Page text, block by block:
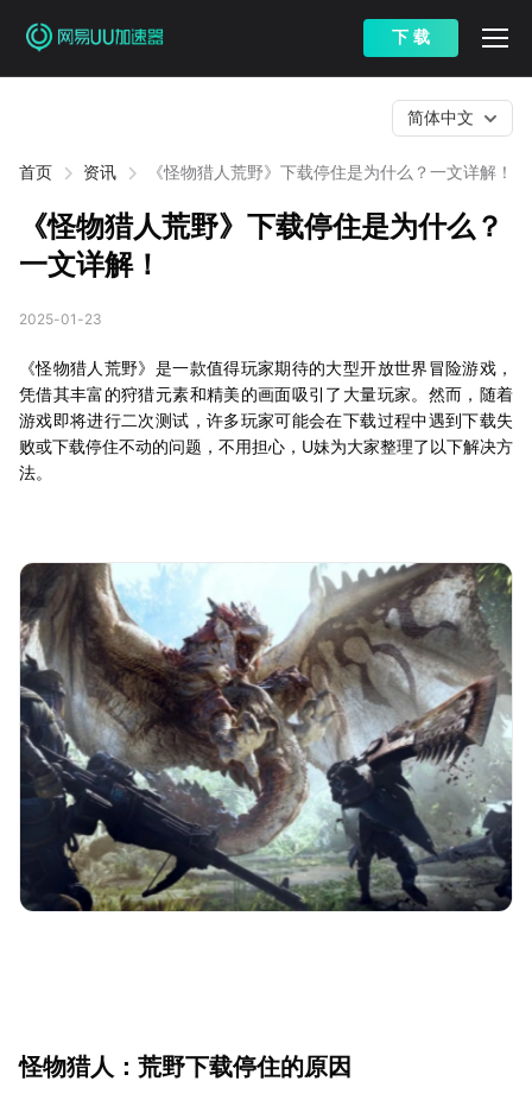
下 载
首页 资讯 《怪物猎人荒野》下载停住是为什么？一文详解！
简体中文
《怪物猎人荒野》下载停住是为什么？
一文详解！
2025-01-23
《怪物猎人荒野》是一款值得玩家期待的大型开放世界冒险游戏，
凭借其丰富的狩猎元素和精美的画面吸引了大量玩家。然而，随着
游戏即将进行二次测试，许多玩家可能会在下载过程中遇到下载失
败或下载停住不动的问题，不用担心，U妹为大家整理了以下解决方
法。
怪物猎人：荒野下载停住的原因